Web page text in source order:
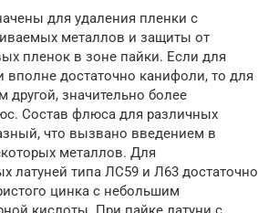
для удаления пленки с
металлов и защиты от
пленок в зоне пайки. Если для
вполне достаточно канифоли, то для
другой, значительно более
Состав флюса для различных
что вызвано введением в
металлов. Для
латуней типа ЛС59 и Л63 достаточно
цинка с небольшим